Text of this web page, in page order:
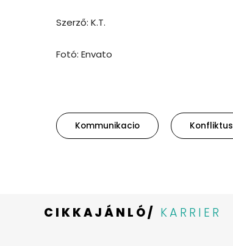
Szerző: K.T.
Fotó: Envato
Kommunikacio Konfliktus
CIKKAJÁNLÓ/ KARRIER